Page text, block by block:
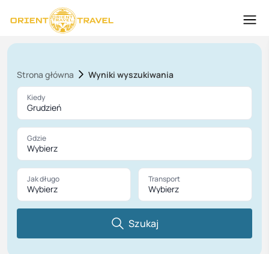
Strona główna Wyniki wyszukiwania
Kiedy
Grudzień
Gdzie
Wybierz
Jak długo
Wybierz
Transport
Wybierz
Szukaj